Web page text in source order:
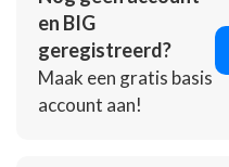
en BIG
geregistreerd?
Maak een gratis basis
account aan!